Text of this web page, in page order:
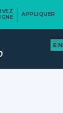
APPLIQUER
EN